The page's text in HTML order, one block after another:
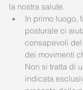
la nostra salute.
In primo luogo,
posturale ci
consapevoli
dei movimenti
Non si tratta di
indicata